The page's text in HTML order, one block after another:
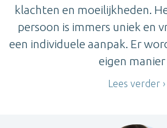
klachten en moeilijkheden.
persoon is immers uniek en
een individuele aanpak. Er
eigen manier
Lees verder